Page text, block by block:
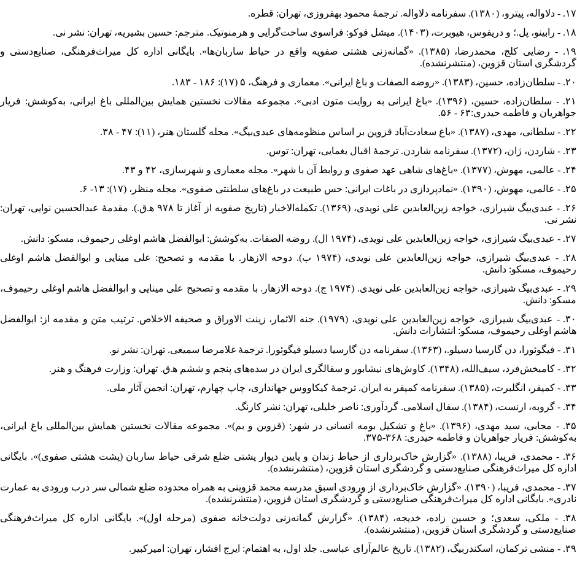
۱۷. - دلاواله، پیترو، (۱۳۸۰). سفرنامه دلاواله. ترجمۀ محمود بهفروزی، تهران: قطره.
۱۸. - رابینو، پل.؛ و دریفوس، هیوبرت، (۱۴۰۳). میشل فوکو: فراسوی ساخت‌گرایی و هرمنوتیک. مترجم: حسین بشیریه، تهران: نشر نی.
۱۹. - رضایی کلج، محمدرضا، (۱۳۸۵). «گمانه‌زنی هشتی صفویه واقع در حیاط ساربان‌ها». بایگانی اداره کل میراث‌فرهنگی، صنایع‌دستی و
گردشگری استان قزوین، (منتشرنشده).
۲۰. - سلطان‌زاده، حسین، (۱۳۸۳). «روضه الصفات و باغ ایرانی». معماری و فرهنگ، ۵ (۱۷): ۱۸۶ - ۱۸۳.
۲۱. - سلطان‌زاده، حسین، (۱۳۹۶). «باغ ایرانی به روایت متون ادبی». مجموعه مقالات نخستین همایش بین‌المللی باغ ایرانی، به‌کوشش: فریار
جواهریان و فاطمه حیدری:۶۳ - ۵۶.
۲۲. - سلطانی، مهدی، (۱۳۸۷). «باغ سعادت‌آباد قزوین بر اساس منظومه‌های عبدی‌بیگ». مجله گلستان هنر، (۱۱): ۴۷ - ۳۸.
۲۳. - شاردن، ژان، (۱۳۷۲). س‍ف‍رنام‍ه شاردن. ترجمۀ اقبال یغمایی، تهران: توس.
۲۴. - عالمی، مهوش، (۱۳۷۷). «باغ‌های شاهی عهد صفوی و روابط آن با شهر». مجله معماری و شهرسازی، ۴۲ و ۴۳.
۲۵. - عالمی، مهوش، (۱۳۹۰). «نمادپردازی در باغات ایرانی: حس طبیعت در باغ‌های سلطنتی صفوی». مجله منظر، (۱۷): ۱۳- ۶.
۲۶. - عبدی‌بیگ شیرازی، خواجه زین‌العابدین علی نویدی، (۱۳۶۹). تکمله‌الاخبار (تاریخ صفویه از آغاز تا ۹۷۸ ه‍.ق.). مقدمۀ عبدالحسین نوایی، تهران:
نشر نی.
۲۷. - عبدی‌بیگ شیرازی، خواجه زین‌العابدین علی نویدی، (۱۹۷۴ ال). روضه الصفات. به‌کوشش: ابوالفضل هاشم اوغلی رحیموف، مسکو: دانش.
۲۸. - عبدی‌بیگ شیرازی، خواجه زین‌العابدین علی نویدی، (۱۹۷۴ ب). دوحه الازهار. با مقدمه و تصحیح: علی مینایی و ابوالفضل هاشم اوغلی
رحیموف، مسکو: دانش.
۲۹. - عبدی‌بیگ شیرازی، خواجه زین‌العابدین علی نویدی. (۱۹۷۴ ج). دوحه الازهار. با مقدمه و تصحیح علی مینایی و ابوالفضل هاشم اوغلی رحیموف،
مسکو: دانش.
۳۰. - عبدی‌بیگ شیرازی، خواجه زین‌العابدین علی نویدی، (۱۹۷۹). جنه الاثمار، زینت الاوراق و صحیفه الاخلاص. ترتیب متن و مقدمه از: ابوالفضل
هاشم اوغلی رحیموف، مسکو: انتشارات دانش.
۳۱. - فیگوئورا، دن گارسیا دسیلو.، (۱۳۶۳). سفرنامه دن گارسیا دسیلو فیگوئورا. ترجمۀ غلامرضا سمیعی. تهران: نشر نو.
۳۲. - کامبخش‌فرد، سیف‌الله، (۱۳۴۸). کاوش‌های نیشابور و سفالگری ایران در سده‌های پنجم و ششم ه‍.ق. تهران: وزارت فرهنگ و هنر.
۳۳. - کمپفر، انگلبرت، (۱۳۸۵). سفرنامه کمپفر به ایران. ترجمۀ کیکاووس جهانداری، چاپ چهارم، تهران: انجمن آثار ملی.
۳۴. - گروبه، ارنست، (۱۳۸۴). سفال اسلامی. گردآوری: ناصر خلیلی، تهران: نشر کارنگ.
۳۵. - مجابی، سید مهدی، (۱۳۹۶). «باغ و تشکیل بومه انسانی در شهر: (قزوین و بم)». مجموعه مقالات نخستین همایش بین‌المللی باغ ایرانی،
به‌کوشش: فریار جواهریان و فاطمه حیدری: ۳۶۸-۳۷۵.
۳۶. - محمدی، فریبا، (۱۳۸۸). «گزارش خاک‌برداری از حیاط زندان و پایین دیوار پشتی ضلع شرقی حیاط ساربان (پشت هشتی صفوی)». بایگانی
اداره کل میراث‌فرهنگی صنایع‌دستی و گردشگری استان قزوین، (منتشرنشده).
۳۷. - محمدی، فریبا، (۱۳۹۰). «گزارش خاک‌برداری از ورودی اسبق مدرسه محمد قزوینی به همراه محدوده ضلع شمالی سر درب ورودی به عمارت
نادری». بایگانی اداره کل میراث‌فرهنگی صنایع‌دستی و گردشگری استان قزوین، (منتشرنشده).
۳۸. - ملکی، سعدی؛ و حسین زاده، خدیجه، (۱۳۸۴). «گزارش گمانه‌زنی دولت‌خانه صفوی (مرحله اول)». بایگانی اداره کل میراث‌فرهنگی
صنایع‌دستی و گردشگری استان قزوین، (منتشرنشده).
۳۹. - منشی ترکمان، اسکندربیگ، (۱۳۸۲). تاریخ عالم‌آرای عباسی. جلد اول، به اهتمام: ایرج افشار، تهران: امیرکبیر.